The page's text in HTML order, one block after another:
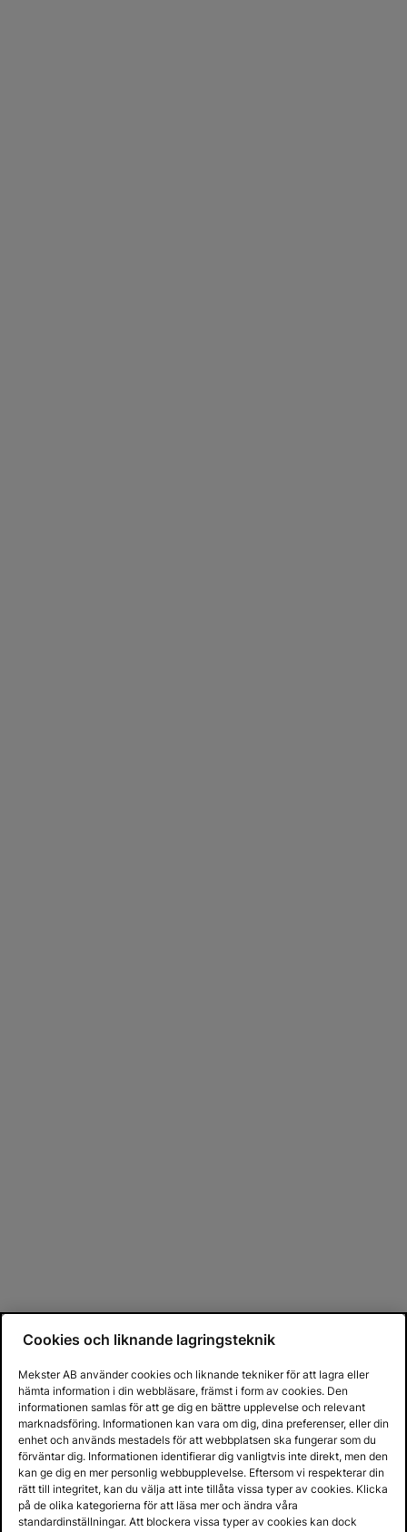
Cookies och liknande lagringsteknik
Mekster AB använder cookies och liknande tekniker för att lagra eller
hämta information i din webbläsare, främst i form av cookies. Den
informationen samlas för att ge dig en bättre upplevelse och relevant
marknadsföring. Informationen kan vara om dig, dina preferenser, eller din
enhet och används mestadels för att webbplatsen ska fungerar som du
förväntar dig. Informationen identifierar dig vanligtvis inte direkt, men den
kan ge dig en mer personlig webbupplevelse. Eftersom vi respekterar din
rätt till integritet, kan du välja att inte tillåta vissa typer av cookies. Klicka
på de olika kategorierna för att läsa mer och ändra våra
standardinställningar. Att blockera vissa typer av cookies kan dock